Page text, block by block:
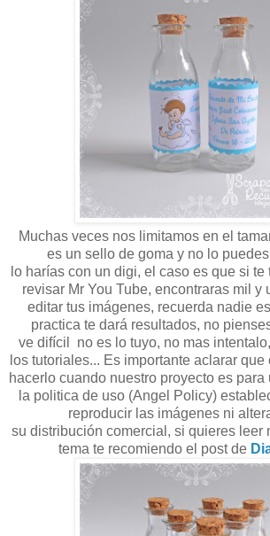
Muchas veces nos limitamos en el
es un sello de goma y no lo
lo harías con un digi, el caso es que si
revisar Mr You Tube, encontraras mil y
editar tus imágenes, recuerda nadie
practica te dará resultados, no
ve difícil no es lo tuyo, no mas
los tutoriales... Es importante aclarar
hacerlo cuando nuestro proyecto es
la politica de uso (Angel Policy)
reproducir las imágenes ni
su distribución comercial, si quieres leer
tema te recomiendo el post de